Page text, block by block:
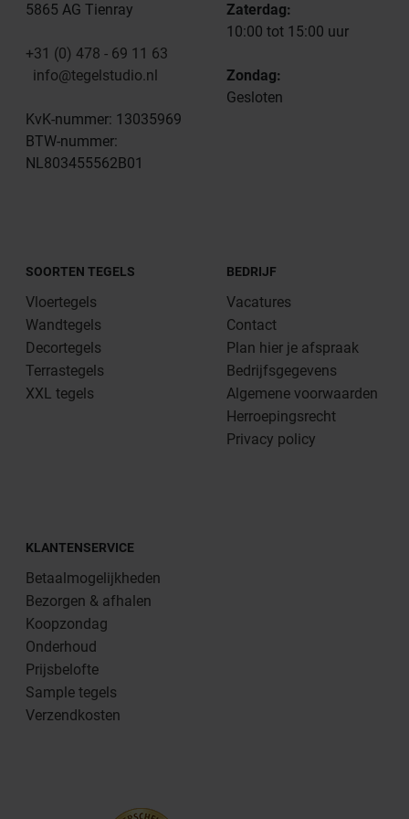
5865 AG Tienray
+31 (0) 478 - 69 11 63
info@tegelstudio.nl
KvK-nummer: 13035969
BTW-nummer:
NL803455562B01
Zaterdag:
10:00 tot 15:00 uur
Zondag:
Gesloten
SOORTEN TEGELS
Vloertegels
Wandtegels
Decortegels
Terrastegels
XXL tegels
BEDRIJF
Vacatures
Contact
Plan hier je afspraak
Bedrijfsgegevens
Algemene voorwaarden
Herroepingsrecht
Privacy policy
KLANTENSERVICE
Betaalmogelijkheden
Bezorgen & afhalen
Koopzondag
Onderhoud
Prijsbelofte
Sample tegels
Verzendkosten